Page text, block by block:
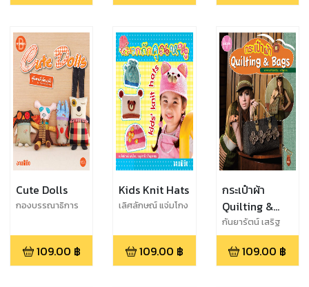
Cute Dolls
กองบรรณาธิการ
109.00 ฿
Kids Knit Hats
เลิศลักษณ์ แจ่มโกง
109.00 ฿
กระเป๋าผ้า
Quilting &
Bags
กันยารัตน์ เสริฐ
สอน
109.00 ฿